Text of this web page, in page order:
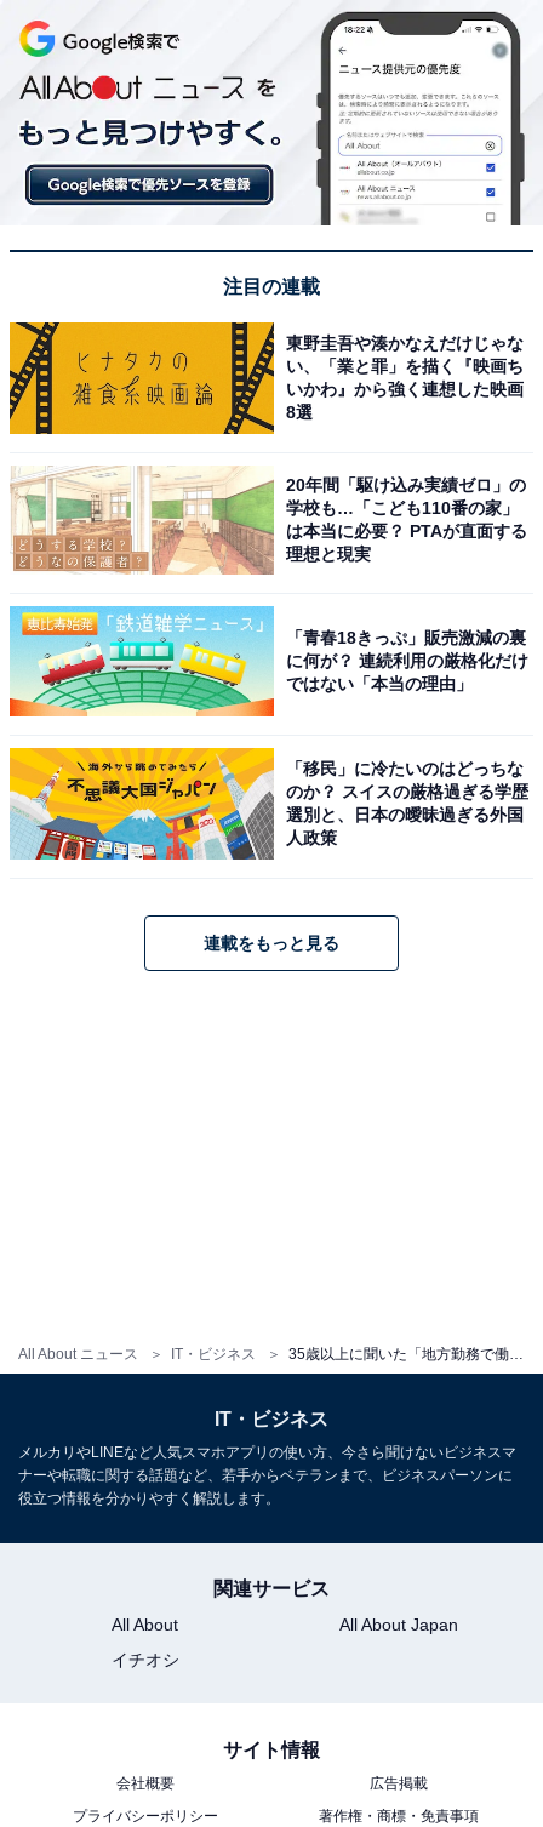
All About ニュース IT・ビジネス
【関連記事】
・
全国の住みここち「都道府県」ランキング！ 3位「福岡
県」、2位「兵庫県」、2年連続の1位は…!?
「水道水を飲むことに抵抗がない」都道府県ランキン
グ！ 3位は 「鳥取県」、同率1位は東北地方の……？
・
東京は42位？ 経済的に豊かな都道府県ランキング3位
「茨城県」2位「富山県」1位は…
・
移住したい都道府県ランキングが変動！ 2020年は静岡県
が首位
5000人が選んだ全国の好きなお土産菓子！ 3位「もみじ
饅頭」2位「八つ橋」、1位は物産展でも人気のあのお菓
子！
【関連リンク】
エン・ジャパン
注目の連載
東野圭吾や湊かなえだけじゃな
い、「業と罪」を描く『映画ち
いかわ』から強く連想した映画
8選
20年間「駆け込み実績ゼロ」の
学校も…「こども110番の家」
は本当に必要？ PTAが直面する
理想と現実
「青春18きっぷ」販売激減の裏
に何が？ 連続利用の厳格化だけ
ではない「本当の理由」
「移民」に冷たいのはどっちな
のか？ スイスの厳格過ぎる学歴
選別と、日本の曖昧過ぎる外国
人政策
連載をもっと見る
IT・ビジネス
メルカリやLINEなど人気スマホアプリの使い方、今さら聞けないビジネスマ
ナーや転職に関する話題など、若手からベテランまで、ビジネスパーソンに
役立つ情報を分かりやすく解説します。
関連サービス
All About
All About Japan
イチオシ
サイト情報
会社概要
広告掲載
プライバシーポリシー
著作権・商標・免責事項